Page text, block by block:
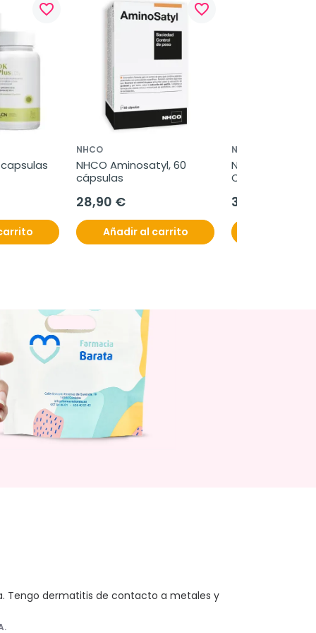
favorite_border
capsulas
favorite_border
NHCO
NHCO Aminosatyl, 60
cápsulas
28,90 €
Añadir al carrito
NHCO
NHCO
Celluoff, 2x56
37,95 €
Tengo dermatitis de contacto a metales y